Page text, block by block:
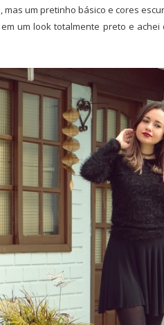
um pretinho básico e cores
um look totalmente preto e